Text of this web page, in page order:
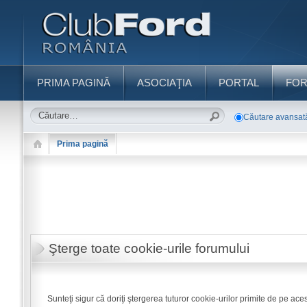
PRIMA PAGINĂ ASOCIAŢIA PORTAL
Căutare
Prima pagină
Şterge toate cookie-urile forumului
Sunteţi sigur că doriţi ştergerea tuturor cookie-urilor primite de pe